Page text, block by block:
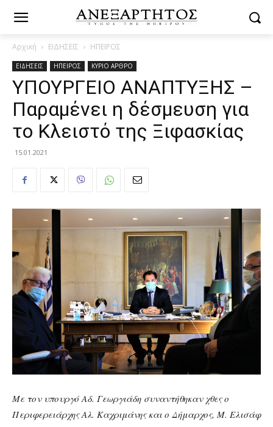
Αρχική ΕΙΔΗΣΕΙΣ ΗΠΕΙΡΟΣ
ΕΙΔΗΣΕΙΣ ΗΠΕΙΡΟΣ ΚΥΡΙΟ ΑΡΘΡΟ
ΥΠΟΥΡΓΕΙΟ ΑΝΑΠΤΥΞΗΣ –
Παραμένει η δέσμευση για
το Κλειστό της Ξιφασκίας
15.01.2021
Με τον υπουργό Αδ. Γεωργιάδη συναντήθηκαν χθες ο
Περιφερειάρχης Αλ. Καχριμάνης και ο Δήμαρχος, Μ. Ελισάφ